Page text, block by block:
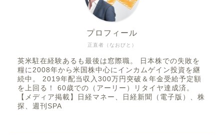
正直者（なおびと）
プロフィール
英米駐在経験あるも最後は窓際職。 日本株での失敗を
糧に2008年から米国株中心にインカムゲイン投資を継
続中。 2019年配当収入300万円突破＆年金受給予定額
を上回る！ 60歳での（アーリー）リタイヤ達成済。
【メディア掲載】日経マネー、日経新聞（電子版）、株
探、週刊SPA